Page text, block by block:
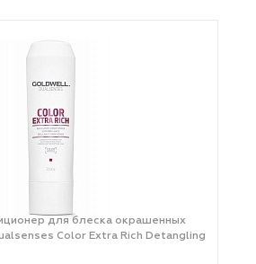
для блеска окрашенных
Color Extra Rich Detangling